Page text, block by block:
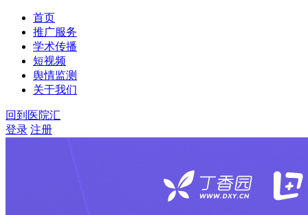
首页
推广服务
学术传播
短视频
舆情监测
关于我们
回到医院汇
登录 注册